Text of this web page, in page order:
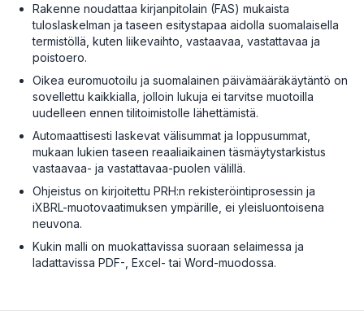
Rakenne noudattaa kirjanpitolain (FAS) mukaista
tuloslaskelman ja taseen esitystapaa aidolla suomalaisella
termistöllä, kuten liikevaihto, vastaavaa, vastattavaa ja
poistoero.
Oikea euromuotoilu ja suomalainen päivämääräkäytäntö on
sovellettu kaikkialla, jolloin lukuja ei tarvitse muotoilla
uudelleen ennen tilitoimistolle lähettämistä.
Automaattisesti laskevat välisummat ja loppusummat,
mukaan lukien taseen reaaliaikainen täsmäytystarkistus
vastaavaa- ja vastattavaa-puolen välillä.
Ohjeistus on kirjoitettu PRH:n rekisteröintiprosessin ja
iXBRL-muotovaatimuksen ympärille, ei yleisluontoisena
neuvona.
Kukin malli on muokattavissa suoraan selaimessa ja
ladattavissa PDF-, Excel- tai Word-muodossa.